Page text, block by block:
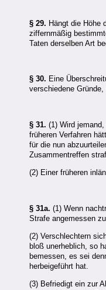
§ 29. Hängt die Höhe
ziffernmäßig
Taten derselben Art
§ 30. Eine
verschiedene
§ 31. (1) Wird
früheren Verfahren
für die nun
Zusammentreffen
(2) Einer früheren
§ 31a. (1) Wenn
Strafe angemessen
(2) Verschlechtern
bloß unerheblich, so
bemessen, es sei
herbeigeführt hat.
(3) Befriedigt ein zur